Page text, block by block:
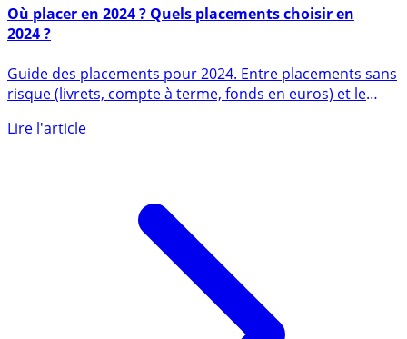
8 décembre 2023
2024 ?
Guide des placements pour 2024. Entre placements sans
risque (livrets, compte à terme, fonds en euros) et le